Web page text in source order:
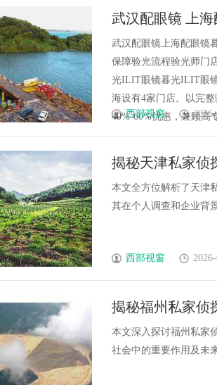
武汉配眼镜 上
武汉配眼镜上海配眼镜
保障验光流程验光师门
光ILIT眼镜暮光ILIT眼
海设有4家门店。以完
40%-60%优惠，兼顾高
西部视窗
揭秘天津私家侦
本文全方位解析了天津
其在个人调查和企业背
西部视窗
揭秘福州私家侦
本文深入探讨福州私家
社会中的重要作用及未